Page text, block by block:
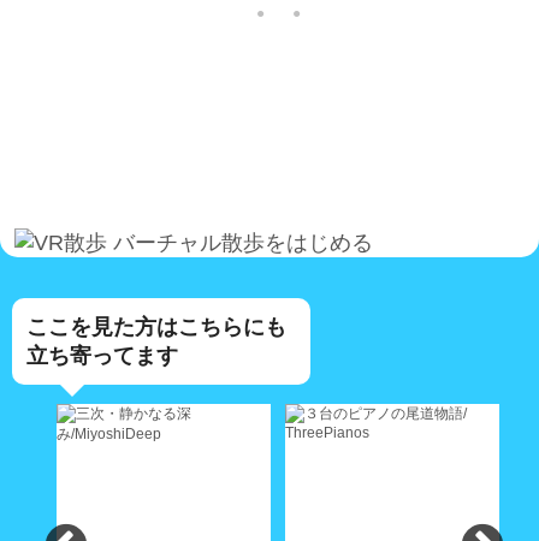
バーチャル散歩をはじめる
ここを見た方はこちらにも
立ち寄ってます